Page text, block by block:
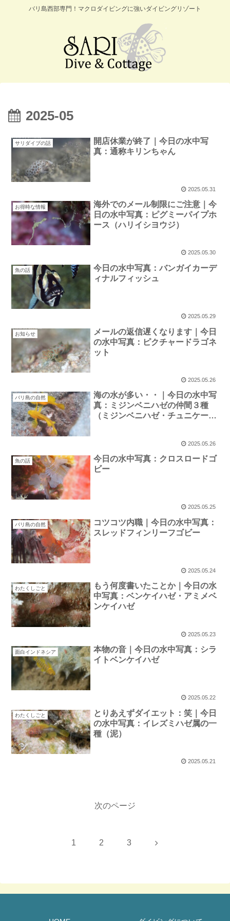
バリ島西部専門！マクロダイビングに強いダイビングリゾート
2025-05
サリダイブの話
開店休業が終了｜今日の水中写
真：通称キリンちゃん
2025.05.31
お得時な情報
海外でのメール制限にご注意｜今
日の水中写真：ピグミーパイプホ
ース（ハリイシヨウジ）
2025.05.30
魚の話
今日の水中写真：バンガイカーデ
ィナルフィッシュ
2025.05.29
お知らせ
メールの返信遅くなります｜今日
の水中写真：ピクチャードラゴネ
ット
2025.05.26
バリ島の自然
海の水が多い・・｜今日の水中写
真：ミジンベニハゼの仲間３種
（ミジンベニハゼ・チュニケート
2025.05.26
魚の話
今日の水中写真：クロスロードゴ
ビー
2025.05.25
バリ島の自然
コツコツ内職｜今日の水中写真：
スレッドフィンリーフゴビー
2025.05.24
わたくしごと
もう何度書いたことか｜今日の水
中写真：ベンケイハゼ・アミメベ
ンケイハゼ
2025.05.23
面白インドネシア
本物の音｜今日の水中写真：シラ
イトベンケイハゼ
2025.05.22
わたくしごと
とりあえずダイエット：笑｜今日
の水中写真：イレズミハゼ属の一
種（泥）
2025.05.21
次のページ
1 2 3 次